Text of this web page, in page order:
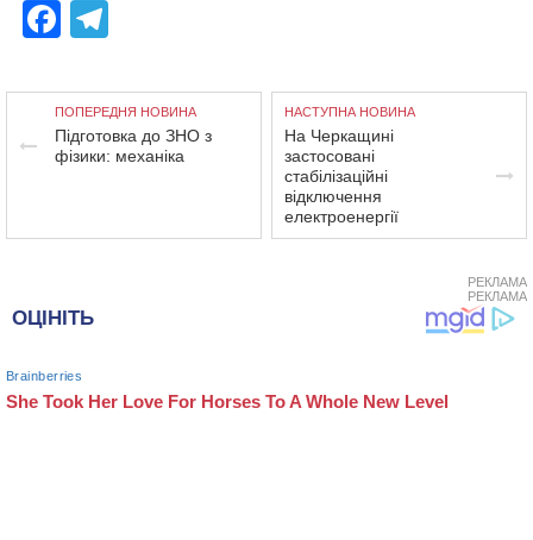
Facebook
ПОПЕРЕДНЯ НОВИНА
Підготовка до ЗНО з
фізики: механіка
НАСТУПНА НОВИНА
На Черкащині
застосовані
стабілізаційні
відключення
електроенергії
РЕКЛАМА
РЕКЛАМА